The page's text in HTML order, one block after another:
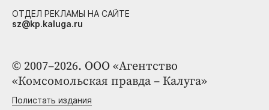
© 2007–2026. ООО «Агентство
«Комсомольская правда – Калуга»
Полистать издания
ОТДЕЛ РЕКЛАМЫ НА САЙТЕ
sz@kp.kaluga.ru